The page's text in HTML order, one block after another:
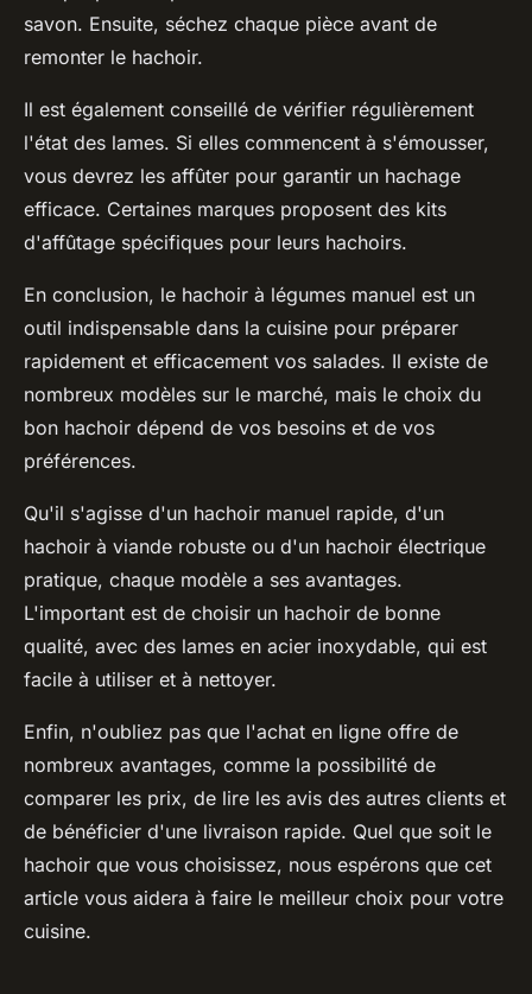
savon. Ensuite, séchez chaque pièce avant de
remonter le hachoir.
Il est également conseillé de vérifier régulièrement
l'état des lames. Si elles commencent à s'émousser,
vous devrez les affûter pour garantir un hachage
efficace. Certaines marques proposent des kits
d'affûtage spécifiques pour leurs hachoirs.
En conclusion, le hachoir à légumes manuel est un
outil indispensable dans la cuisine pour préparer
rapidement et efficacement vos salades. Il existe de
nombreux modèles sur le marché, mais le choix du
bon hachoir dépend de vos besoins et de vos
préférences.
Qu'il s'agisse d'un hachoir manuel rapide, d'un
hachoir à viande robuste ou d'un hachoir électrique
pratique, chaque modèle a ses avantages.
L'important est de choisir un hachoir de bonne
qualité, avec des lames en acier inoxydable, qui est
facile à utiliser et à nettoyer.
Enfin, n'oubliez pas que l'achat en ligne offre de
nombreux avantages, comme la possibilité de
comparer les prix, de lire les avis des autres clients et
de bénéficier d'une livraison rapide. Quel que soit le
hachoir que vous choisissez, nous espérons que cet
article vous aidera à faire le meilleur choix pour votre
cuisine.